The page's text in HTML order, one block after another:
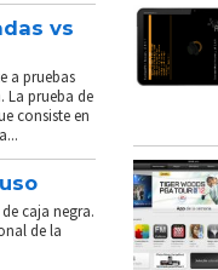
vs
a pruebas
La prueba de
consiste en
caja negra.
de la